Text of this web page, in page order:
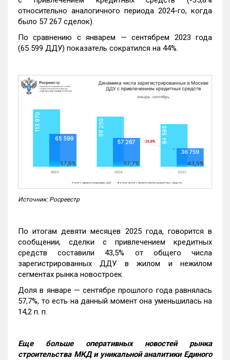
относительно аналогичного периода 2024-го, когда
было 57 267 сделок).
По сравнению с январем — сентябрем 2023 года
(65 599 ДДУ) показатель сократился на 44%.
Источник: Росреестр
По итогам девяти месяцев 2025 года, говорится в
сообщении, сделки с привлечением кредитных
средств составили 43,5% от общего числа
зарегистрированных ДДУ в жилом и нежилом
сегментах рынка новостроек.
Доля в январе — сентябре прошлого года равнялась
57,7%, то есть на данный момент она уменьшилась на
14,2 п. п.
Еще больше оперативных новостей рынка
строительства МКД и уникальной аналитики Единого